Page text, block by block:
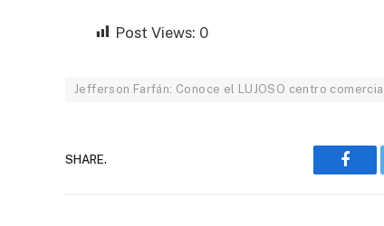
Post Views: 0
Jefferson Farfán: Conoce el LUJOSO centro
SHARE.